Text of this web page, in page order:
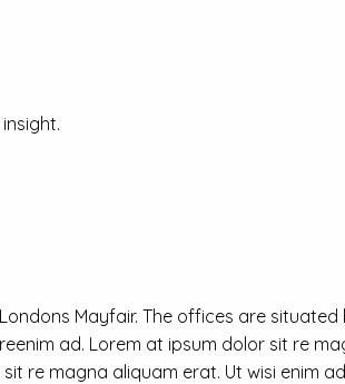
Mayfair. The offices are
ad. Lorem at ipsum dolor sit re
re magna aliquam erat. Ut wisi enim